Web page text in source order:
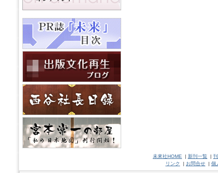
未來社HOME | 新刊一覧 |
リンク
| お問合せ | 個